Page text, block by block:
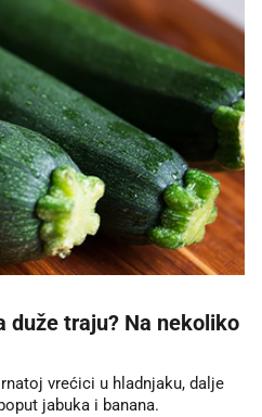
duže traju? Na nekoliko
vrećici u hladnjaku, dalje
jabuka i banana.